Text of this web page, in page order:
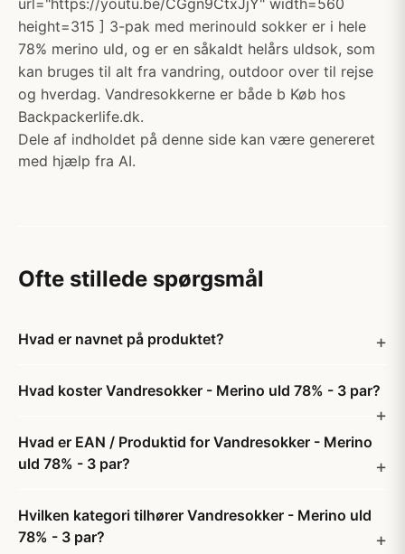
url="https://youtu.be/CGgn9CtxJjY" width=560
height=315 ] 3-pak med merinould sokker er i hele
78% merino uld, og er en såkaldt helårs uldsok, som
kan bruges til alt fra vandring, outdoor over til rejse
og hverdag. Vandresokkerne er både b Køb hos
Backpackerlife.dk.
Dele af indholdet på denne side kan være genereret
med hjælp fra AI.
Ofte stillede spørgsmål
Hvad er navnet på produktet?
Hvad koster Vandresokker - Merino uld 78% - 3 par?
Hvad er EAN / Produktid for Vandresokker - Merino
uld 78% - 3 par?
Hvilken kategori tilhører Vandresokker - Merino uld
78% - 3 par?